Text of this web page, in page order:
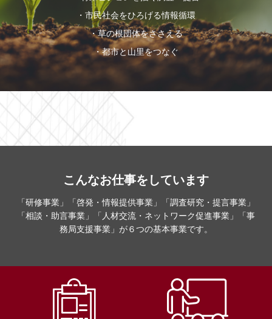
・市民社会をひろげる情報循環
・草の根団体をささえる
・都市と山里をつなぐ
こんなお仕事をしています
「研修事業」「啓発・情報提供事業」「調査研究・提言事業」
「相談・助言事業」「人材交流・ネットワーク促進事業」「事
務局支援事業」が６つの基本事業です。